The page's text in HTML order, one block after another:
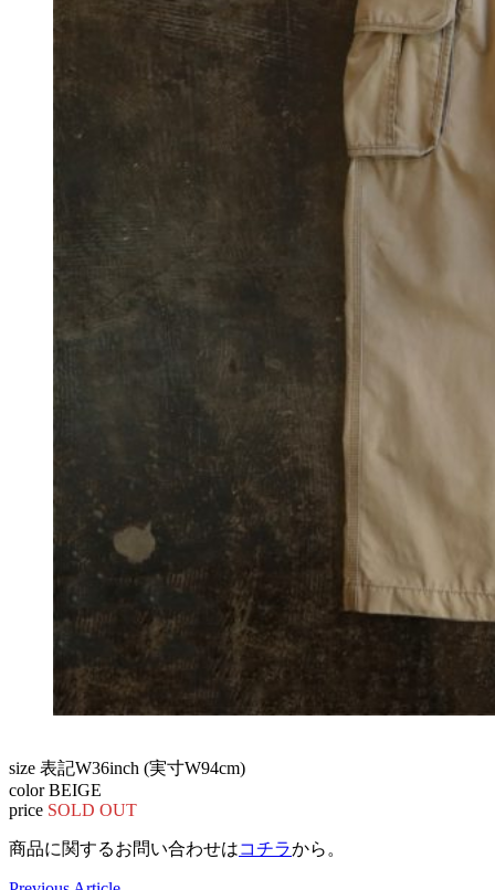
size 表記W36inch (実寸W94cm)
color BEIGE
price SOLD OUT
商品に関するお問い合わせはコチラから。